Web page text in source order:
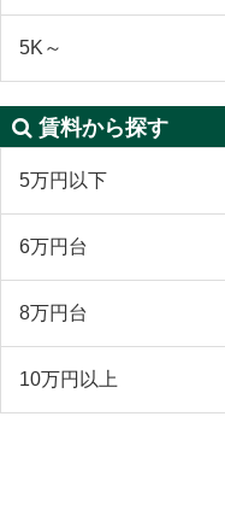
5K～
賃料から探す
5万円以下
6万円台
8万円台
10万円以上